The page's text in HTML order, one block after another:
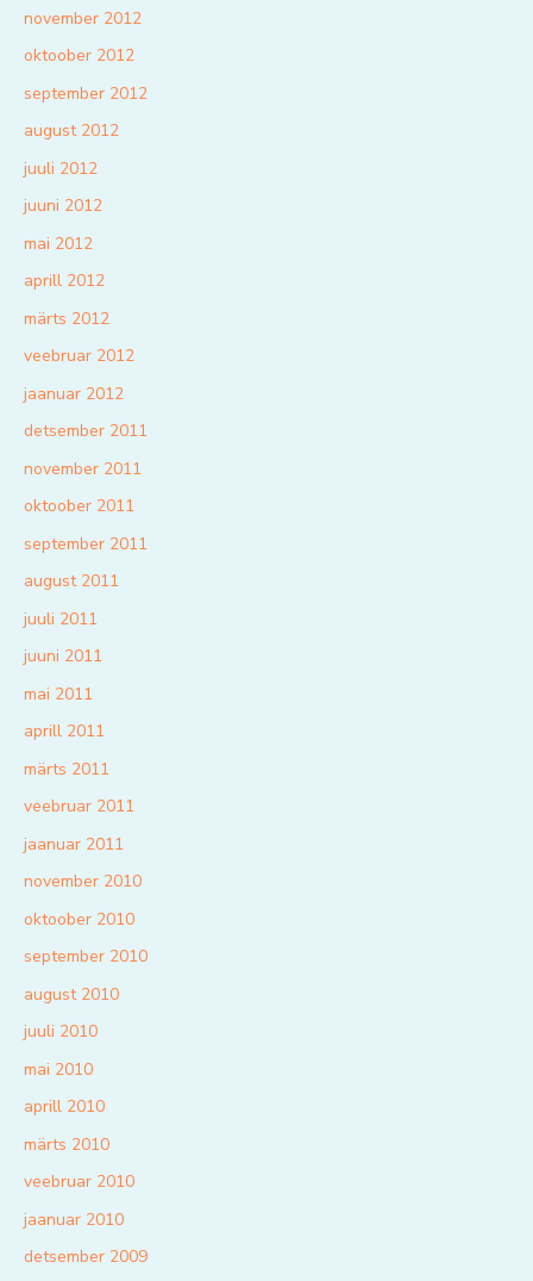
november 2012
oktoober 2012
september 2012
august 2012
juuli 2012
juuni 2012
mai 2012
aprill 2012
märts 2012
veebruar 2012
jaanuar 2012
detsember 2011
november 2011
oktoober 2011
september 2011
august 2011
juuli 2011
juuni 2011
mai 2011
aprill 2011
märts 2011
veebruar 2011
jaanuar 2011
november 2010
oktoober 2010
september 2010
august 2010
juuli 2010
mai 2010
aprill 2010
märts 2010
veebruar 2010
jaanuar 2010
detsember 2009